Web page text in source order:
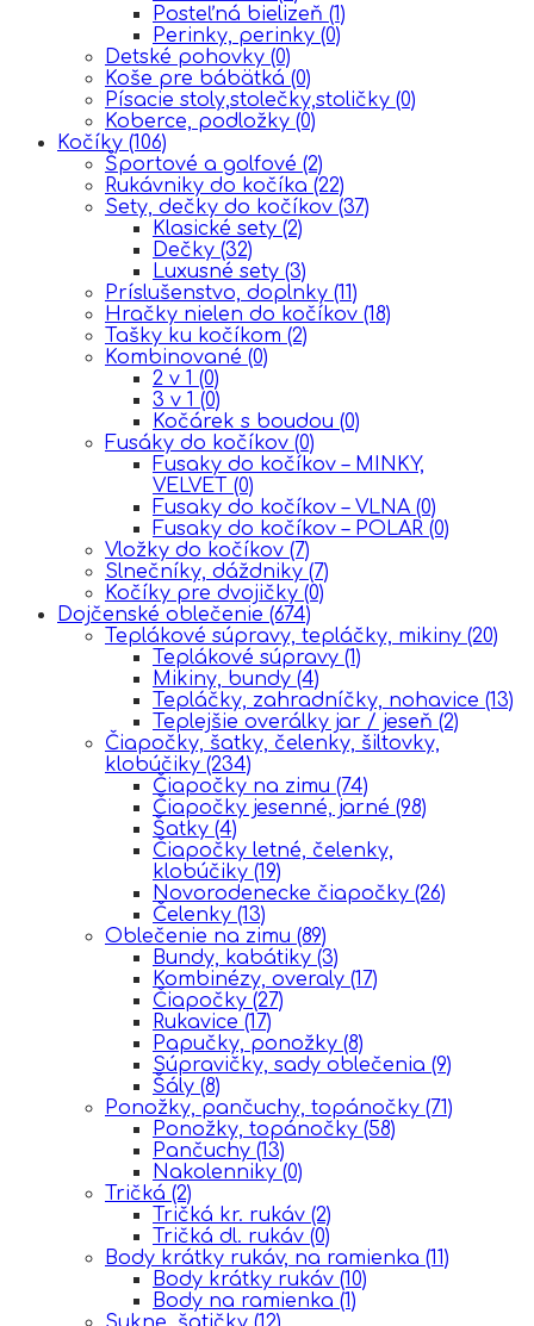
Posteľná bielizeň (1)
Perinky, perinky (0)
Detské pohovky (0)
Koše pre bábätká (0)
Písacie stoly,stolečky,stoličky (0)
Koberce, podložky (0)
Kočíky (106)
Športové a golfové (2)
Rukávniky do kočíka (22)
Sety, dečky do kočíkov (37)
Klasické sety (2)
Dečky (32)
Luxusné sety (3)
Príslušenstvo, doplnky (11)
Hračky nielen do kočíkov (18)
Tašky ku kočíkom (2)
Kombinované (0)
2 v 1 (0)
3 v 1 (0)
Kočárek s boudou (0)
Fusáky do kočíkov (0)
Fusaky do kočíkov – MINKY,
VELVET (0)
Fusaky do kočíkov – VLNA (0)
Fusaky do kočíkov – POLAR (0)
Vložky do kočíkov (7)
Slnečníky, dáždniky (7)
Kočíky pre dvojičky (0)
Dojčenské oblečenie (674)
Teplákové súpravy, tepláčky, mikiny (20)
Teplákové súpravy (1)
Mikiny, bundy (4)
Tepláčky, zahradníčky, nohavice (13)
Teplejšie overálky jar / jeseň (2)
Čiapočky, šatky, čelenky, šiltovky,
klobúčiky (234)
Čiapočky na zimu (74)
Čiapočky jesenné, jarné (98)
Šatky (4)
Čiapočky letné, čelenky,
klobúčiky (19)
Novorodenecke čiapočky (26)
Čelenky (13)
Oblečenie na zimu (89)
Bundy, kabátiky (3)
Kombinézy, overaly (17)
Čiapočky (27)
Rukavice (17)
Papučky, ponožky (8)
Súpravičky, sady oblečenia (9)
Šály (8)
Ponožky, pančuchy, topánočky (71)
Ponožky, topánočky (58)
Pančuchy (13)
Nakolenniky (0)
Tričká (2)
Tričká kr. rukáv (2)
Tričká dl. rukáv (0)
Body krátky rukáv, na ramienka (11)
Body krátky rukáv (10)
Body na ramienka (1)